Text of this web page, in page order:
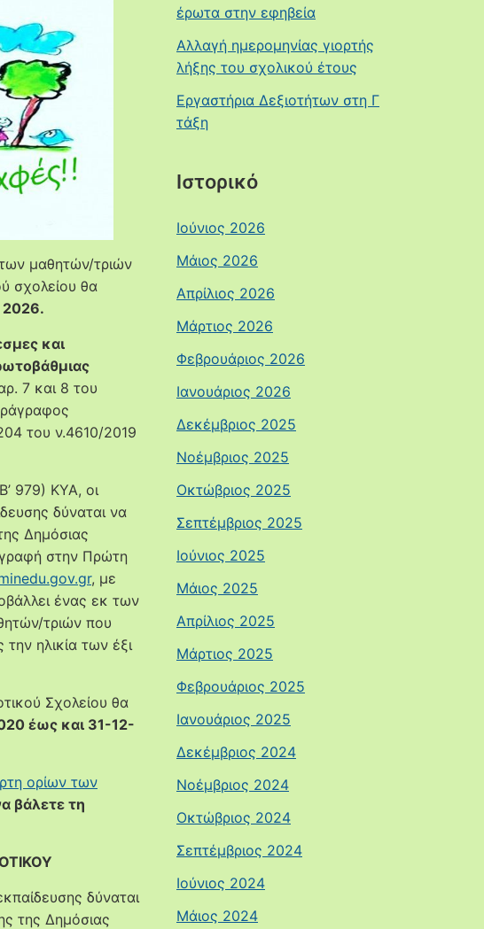
μαθητών/τριών
σχολείου θα
2026.
και
7 και 8 του
του ν.4610/2019
979) ΚΥΑ, oι
δύναται να
Δημόσιας
στην Πρώτη
, με
ένας εκ των
τριών που
ηλικία των έξι
Σχολείου θα
έως και 31-12-
ορίων των
βάλετε τη
δύναται
της Δημόσιας
έρωτα στην εφηβεία
Αλλαγή ημερομηνίας γιορτής
λήξης του σχολικού έτους
Εργαστήρια Δεξιοτήτων στη Γ
τάξη
Ιστορικό
Ιούνιος 2026
Μάιος 2026
Απρίλιος 2026
Μάρτιος 2026
Φεβρουάριος 2026
Ιανουάριος 2026
Δεκέμβριος 2025
Νοέμβριος 2025
Οκτώβριος 2025
Σεπτέμβριος 2025
Ιούνιος 2025
Μάιος 2025
Απρίλιος 2025
Μάρτιος 2025
Φεβρουάριος 2025
Ιανουάριος 2025
Δεκέμβριος 2024
Νοέμβριος 2024
Οκτώβριος 2024
Σεπτέμβριος 2024
Ιούνιος 2024
Μάιος 2024